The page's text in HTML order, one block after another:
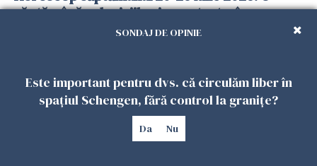
săptămână a deciziilor importante, în care
destinul îi răsplătește pe ...
SONDAJ DE OPINIE
Este important pentru dvs. că circulăm liber în
spațiul Schengen, fără control la granițe?
Da Nu